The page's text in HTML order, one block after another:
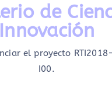
de
Innovación
el proyecto
I00.